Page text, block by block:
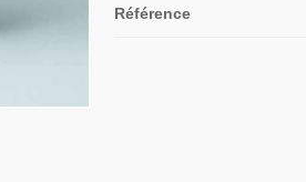
Référence